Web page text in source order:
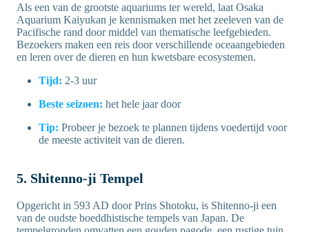
Als een van de grootste aquariums ter wereld, laat Osaka
Aquarium Kaiyukan je kennismaken met het zeeleven van de
Pacifische rand door middel van thematische leefgebieden.
Bezoekers maken een reis door verschillende oceaangebieden
en leren over de dieren en hun kwetsbare ecosystemen.
Tijd: 2-3 uur
Beste seizoen: het hele jaar door
Tip: Probeer je bezoek te plannen tijdens voedertijd voor
de meeste activiteit van de dieren.
5. Shitenno-ji Tempel
Opgericht in 593 AD door Prins Shotoku, is Shitenno-ji een
van de oudste boeddhistische tempels van Japan. De